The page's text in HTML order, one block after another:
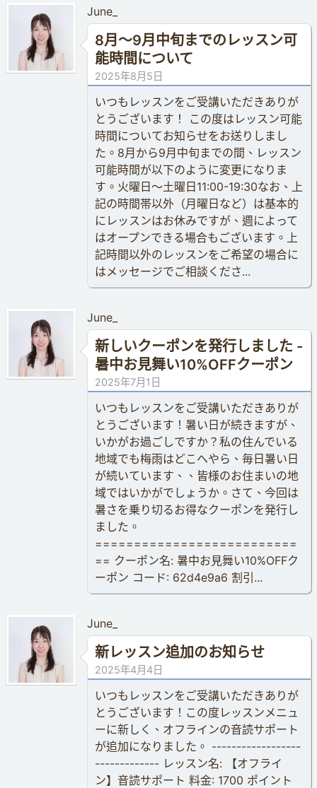
June_
8月〜9月中旬までのレッスン可
能時間について
2025年8月5日
いつもレッスンをご受講いただきありが
とうございます！ この度はレッスン可能
時間についてお知らせをお送りしまし
た。8月から9月中旬までの間、レッスン
可能時間が以下のように変更になりま
す。火曜日〜土曜日11:00-19:30なお、上
記の時間帯以外（月曜日など）は基本的
にレッスンはお休みですが、週によって
はオープンできる場合もございます。上
記時間以外のレッスンをご希望の場合に
はメッセージでご相談くださ...
June_
新しいクーポンを発行しました -
暑中お見舞い10%OFFクーポン
2025年7月1日
いつもレッスンをご受講いただきありが
とうございます！暑い日が続きますが、
いかがお過ごしですか？私の住んでいる
地域でも梅雨はどこへやら、毎日暑い日
が続いています、、皆様のお住まいの地
域ではいかがでしょうか。さて、今回は
暑さを乗り切るお得なクーポンを発行し
ました。
==========================
== クーポン名: 暑中お見舞い10%OFFク
ーポン コード: 62d4e9a6 割引...
June_
新レッスン追加のお知らせ
2025年4月4日
いつもレッスンをご受講いただきありが
とうございます！この度レッスンメニュ
ーに新しく、オフラインの音読サポート
が追加になりました。 ------------------
------------- レッスン名: 【オフライ
ン】音読サポート 料金: 1700 ポイント